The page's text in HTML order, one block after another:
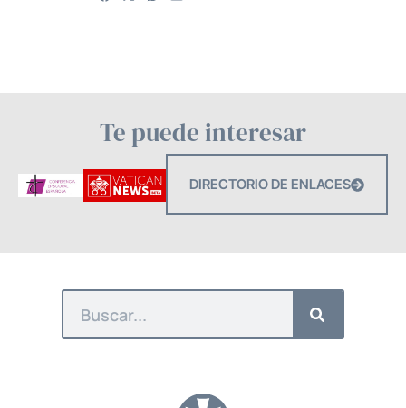
Te puede interesar
DIRECTORIO DE ENLACES